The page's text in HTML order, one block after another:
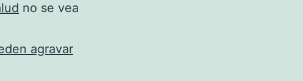
no se vea
agravar